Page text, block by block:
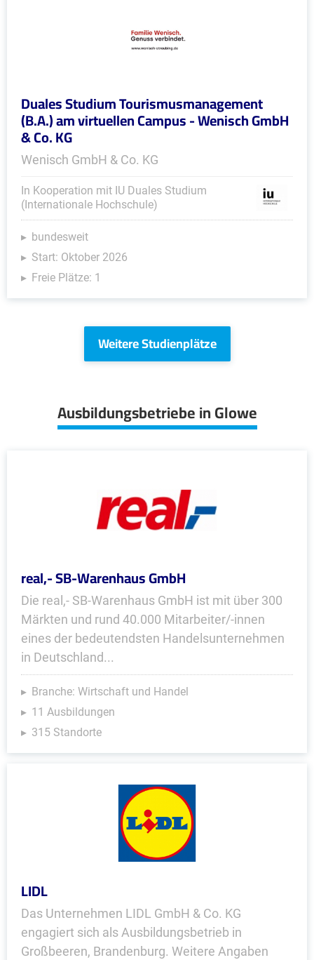
Duales Studium Tourismusmanagement
(B.A.) am virtuellen Campus - Wenisch GmbH
& Co. KG
Wenisch GmbH & Co. KG
In Kooperation mit IU Duales Studium
(Internationale Hochschule)
bundesweit
Start: Oktober 2026
Freie Plätze: 1
Weitere Studienplätze
Ausbildungsbetriebe in Glowe
real,- SB-Warenhaus GmbH
Die real,- SB-Warenhaus GmbH ist mit über 300
Märkten und rund 40.000 Mitarbeiter/-innen
eines der bedeutendsten Handelsunternehmen
in Deutschland...
Branche: Wirtschaft und Handel
11 Ausbildungen
315 Standorte
LIDL
Das Unternehmen LIDL GmbH & Co. KG
engagiert sich als Ausbildungsbetrieb in
Großbeeren, Brandenburg. Weitere Angaben